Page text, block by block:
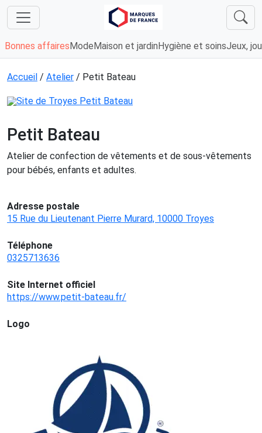
Bonnes affaires Mode Maison et jardin Hygiène et soinsJeux,
Accueil / Atelier / Petit Bateau
Petit Bateau
Atelier de confection de vêtements et de sous-vêtements
pour bébés, enfants et adultes.
Adresse postale
15 Rue du Lieutenant Pierre Murard, 10000 Troyes
Téléphone
0325713636
Site Internet officiel
https://www.petit-bateau.fr/
Logo